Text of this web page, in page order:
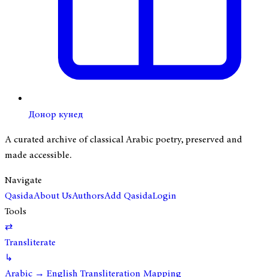
Донор кунед
A curated archive of classical Arabic poetry, preserved and
made accessible.
Navigate
QasidaAbout UsAuthorsAdd QasidaLogin
Tools
⇄
Transliterate
↳
Arabic → English Transliteration Mapping